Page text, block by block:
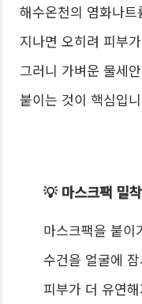
해수온천의 염화나
지나면 오히려 피부
그러니 가벼운 물세
붙이는 것이 핵심입
💡 마스크팩 밀
마스크팩을 붙이
수건을 얼굴에
피부가 더 유연